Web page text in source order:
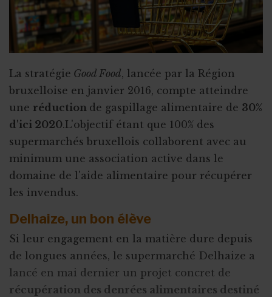
Crowdlending : 50 000€ en 1 minute
Iceland for animals
Associer l'ASBL à un projet personnel
Appel à obligations
Utiliser l'actu pour faire parler de vous
Triathlon solidaire
Concentration de motos et voitures
La stratégie Good Food, lancée par la Région
bruxelloise en janvier 2016, compte atteindre
une réduction de gaspillage alimentaire de 30%
d'ici 2020.L'objectif étant que 100% des
supermarchés bruxellois collaborent avec au
minimum une association active dans le
domaine de l'aide alimentaire pour récupérer
les invendus.
Delhaize, un bon élève
Si leur engagement en la matière dure depuis
de longues années, le supermarché Delhaize a
lancé en mai dernier un projet concret de
récupération des denrées alimentaires destiné